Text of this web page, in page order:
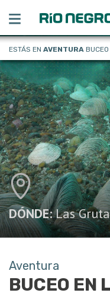
ESTÁS EN AVENTURA
DÓNDE: Las
Aventura
BUCEO EN